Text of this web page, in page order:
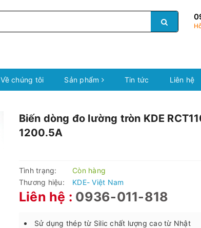
Về chúng tôi Sản phẩm Tin tức Liên hệ
Biến dòng đo lường tròn KDE
1200.5A
Tình trạng:
Còn hàng
Thương hiệu:
KDE- Việt Nam
Liên hệ : 0936-011-818
Sử dụng thép từ Silic chất lượng cao từ Nhật